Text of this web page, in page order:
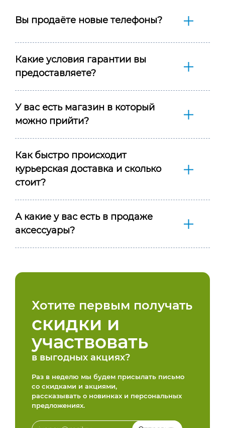
Вы продаёте новые телефоны?
Какие условия гарантии вы
предоставляете?
У вас есть магазин в который
можно прийти?
Как быстро происходит
курьерская доставка и сколько
стоит?
А какие у вас есть в продаже
аксессуары?
Хотите первым получать
скидки и
участвовать
в выгодных акциях?
Раз в неделю мы будем присылать письмо
со скидками и акциями,
рассказывать о новинках и персональных
предложениях.